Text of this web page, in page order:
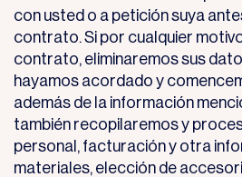
con usted o a petición suya
contrato. Si por cualquier
contrato, eliminaremos sus
hayamos acordado y
además de la información
también recopilaremos y
personal, facturación y otra
materiales, elección de